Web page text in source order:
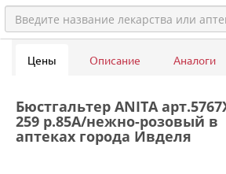
Цены Описание Аналоги
Бюстгальтер ANITA
259 р.85A/нежно-розовый в
аптеках города Ивделя